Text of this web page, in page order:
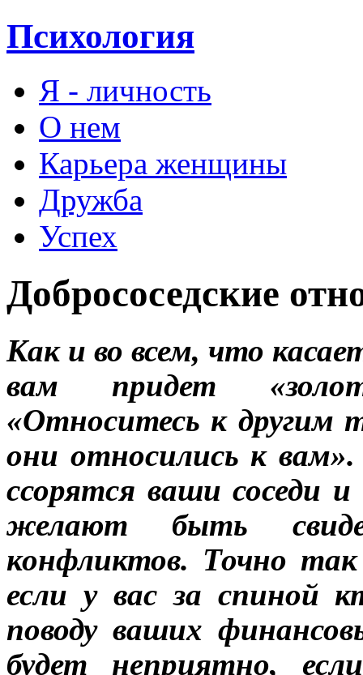
Психология
Я - личность
О нем
Карьера женщины
Дружба
Успех
Добрососедские
Как и во всем, что
вам придет
«Относитесь к другим
они относились к
ссорятся ваши соседи
желают быть
конфликтов. Точно
если у вас за спиной
поводу ваших
будет неприятно,